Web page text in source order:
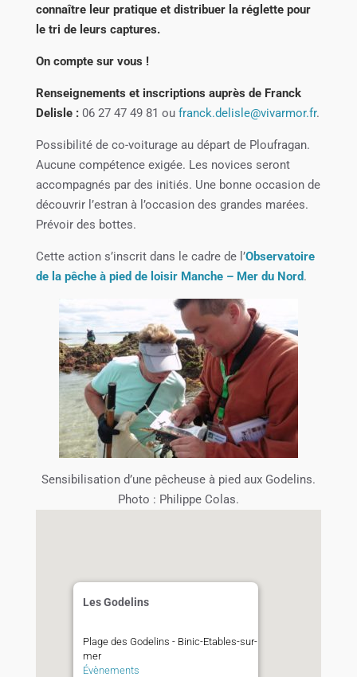
connaître leur pratique et distribuer la réglette pour
le tri de leurs captures.
On compte sur vous !
Renseignements et inscriptions auprès de Franck
Delisle :06 27 47 49 81 ou franck.delisle@vivarmor.fr.
Possibilité de co-voiturage au départ de Ploufragan.
Aucune compétence exigée. Les novices seront
accompagnés par des initiés. Une bonne occasion de
découvrir l’estran à l’occasion des grandes marées.
Prévoir des bottes.
Cette action s’inscrit dans le cadre de l’Observatoire
de la pêche à pied de loisir Manche – Mer du Nord.
Sensibilisation d’une pêcheuse à pied aux Godelins.
Photo : Philippe Colas.
Les Godelins
Plage des Godelins - Binic-Etables-sur-
mer
Évènements